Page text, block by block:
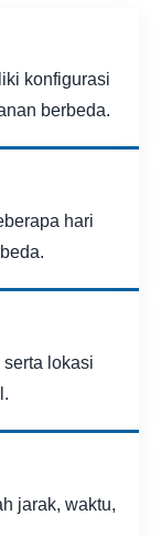
konfigurasi
berbeda.
hari
lokasi
jarak, waktu,